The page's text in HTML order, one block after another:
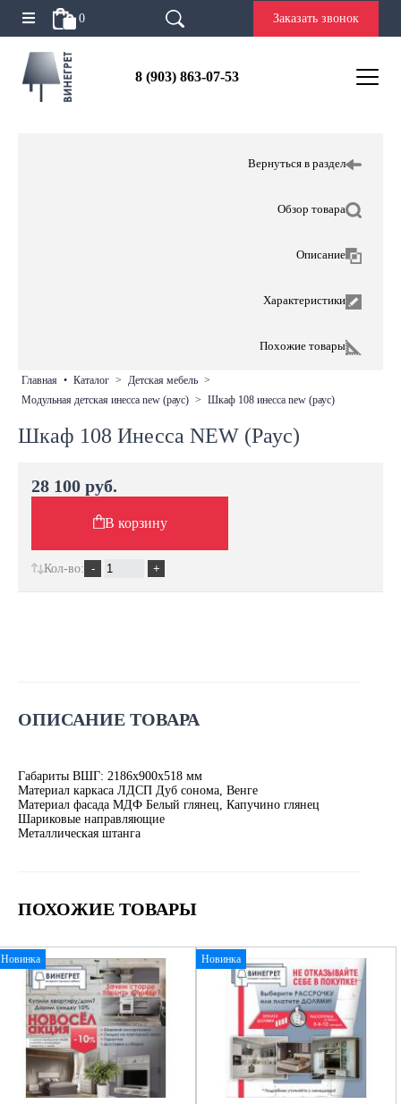
0 Заказать звонок
8 (903) 863-07-53
Вернуться в раздел
Обзор товара
Описание
Характеристики
Похожие товары
главная • каталог > детская мебель >
модульная детская инесса new (раус) > шкаф 108 инесса new (раус)
Шкаф 108 Инесса NEW (Раус)
ОПИСАНИЕ ТОВАРА
Габариты ВШГ: 2186х900х518 мм
Материал каркаса ЛДСП Дуб сонома, Венге
Материал фасада МДФ Белый глянец, Капучино глянец
Шариковые направляющие
Металлическая штанга
ПОХОЖИЕ ТОВАРЫ
Новинка Новинка
28 100 руб.
В корзину
Кол-во: